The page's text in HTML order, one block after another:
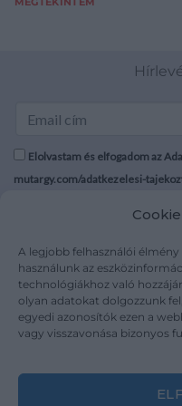
A legjobb felhasználói
használunk az
technológiákhoz való
olyan adatokat dolgozzunk
egyedi azonosítók ezen a
vagy visszavonása bizonyos
Elolvastam és elfogadom az
mutargy.com/adatkezelesi-
Médiaajánlat
Karrier
Kapcsolat